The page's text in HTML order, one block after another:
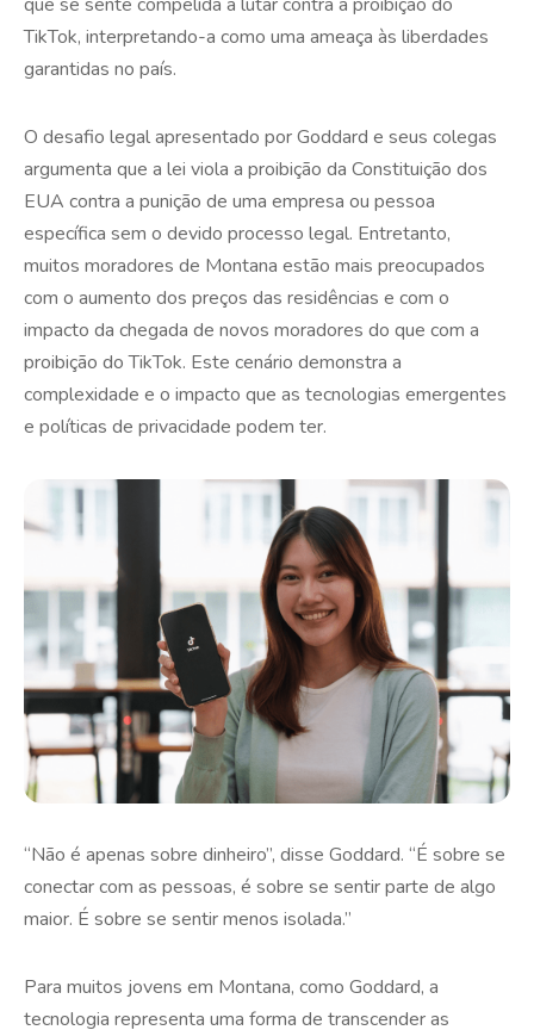
TikTok, interpretando-a como uma ameaça às liberdades
garantidas no país.
O desafio legal apresentado por Goddard e seus colegas
argumenta que a lei viola a proibição da Constituição dos
EUA contra a punição de uma empresa ou pessoa
específica sem o devido processo legal. Entretanto,
muitos moradores de Montana estão mais preocupados
com o aumento dos preços das residências e com o
impacto da chegada de novos moradores do que com a
proibição do TikTok. Este cenário demonstra a
complexidade e o impacto que as tecnologias emergentes
e políticas de privacidade podem ter.
“Não é apenas sobre dinheiro”, disse Goddard. “É sobre se
conectar com as pessoas, é sobre se sentir parte de algo
maior. É sobre se sentir menos isolada.”
Para muitos jovens em Montana, como Goddard, a
tecnologia representa uma forma de transcender as